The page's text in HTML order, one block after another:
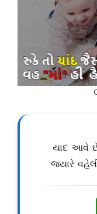
યાદ આવે
જયારે